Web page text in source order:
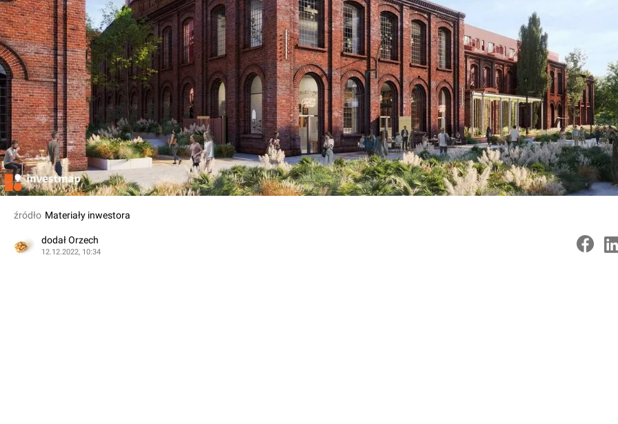
INFORMACJE
Regulamin
Polityka Prywatności
Kontakt
Marketing nieruchomości
źródło Materiały inwestora
dodał Orzech
12.12.2022, 10:34